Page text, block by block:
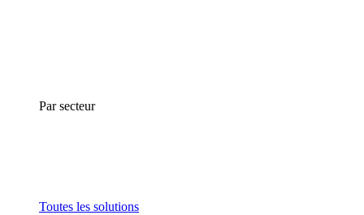
Par secteur
Toutes les solutions